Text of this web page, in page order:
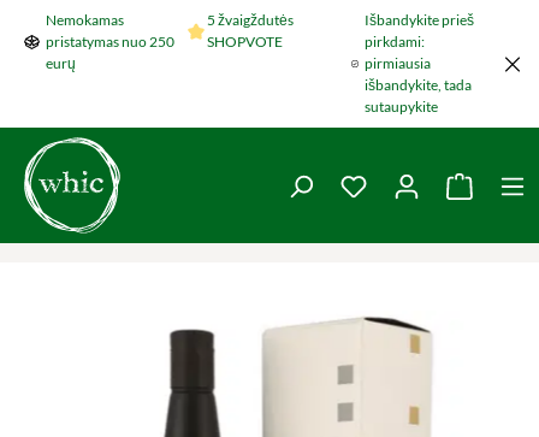
Šokti į pagrindinį turinį
Nemokamas
pristatymas nuo 250
eurų
5 žvaigždutės
SHOPVOTE
Išbandykite prieš
pirkdami:
pirmiausia
išbandykite, tada
sutaupykite
You have 0 wishlist
Praleisti nuotraukų galeriją